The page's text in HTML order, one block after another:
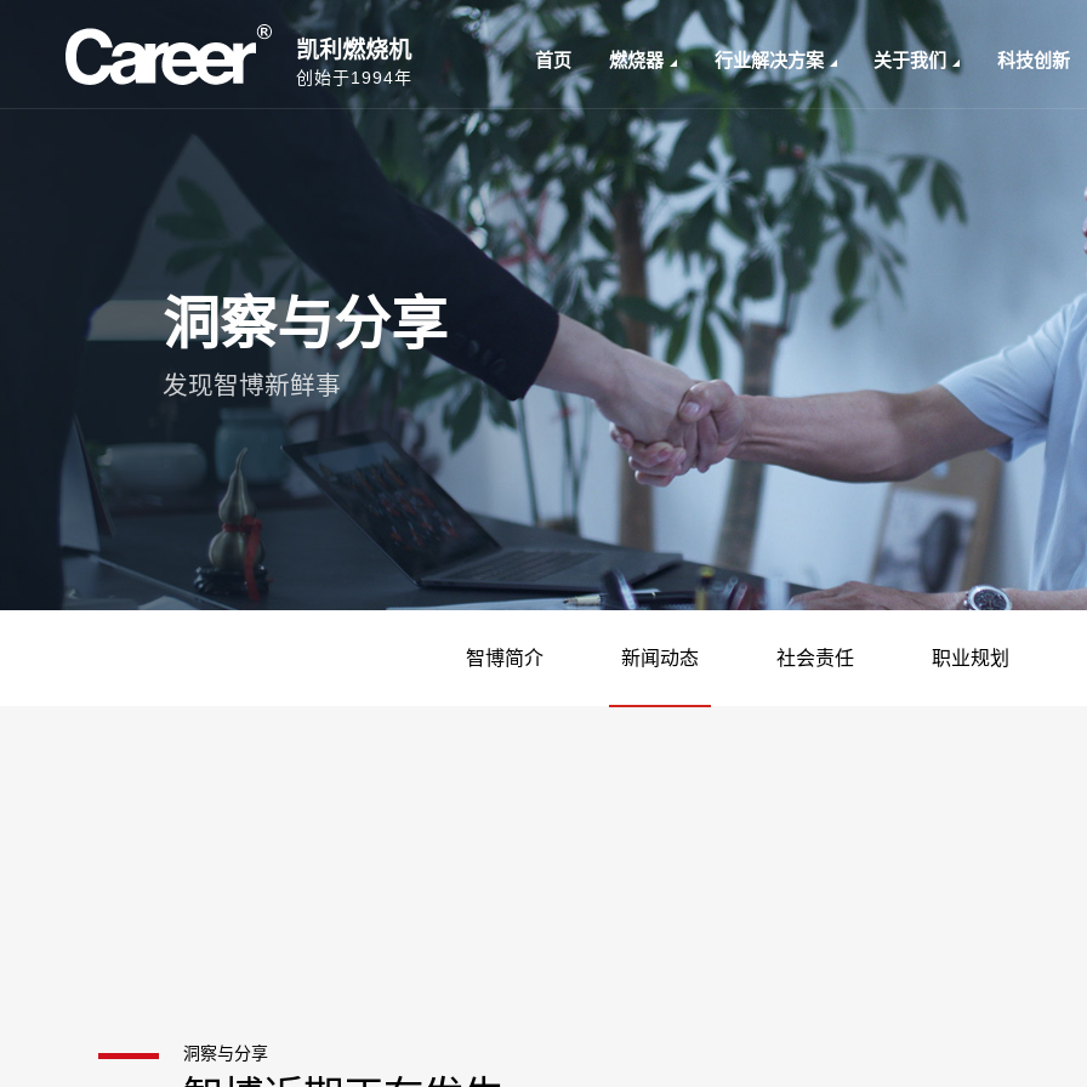
凯利燃烧机
创始于1994年
首页 燃烧器 行业解决方案 关于我们 科技创新
洞察与分享
发现智博新鲜事
智博简介 新闻动态 社会责任 职业规划
洞察与分享